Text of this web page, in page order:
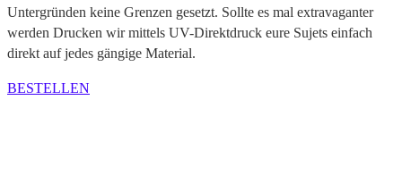
Untergründen keine Grenzen gesetzt. Sollte es mal extravaganter
werden Drucken wir mittels UV-Direktdruck eure Sujets einfach
direkt auf jedes gängige Material.
BESTELLEN